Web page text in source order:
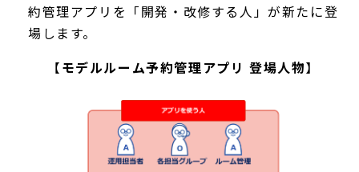
約管理アプリを「開発・改修する人」が新たに登
場します。
【モデルルーム予約管理アプリ 登場人物】